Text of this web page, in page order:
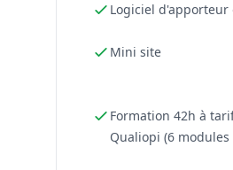
Logiciel
Mini site
Formation 42h à
Qualiopi (6 modules